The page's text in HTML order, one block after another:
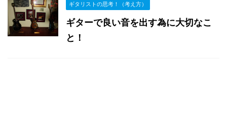
ギタリストの思考！（考え方）
ギターで良い音を出す為に大切なこ
と！